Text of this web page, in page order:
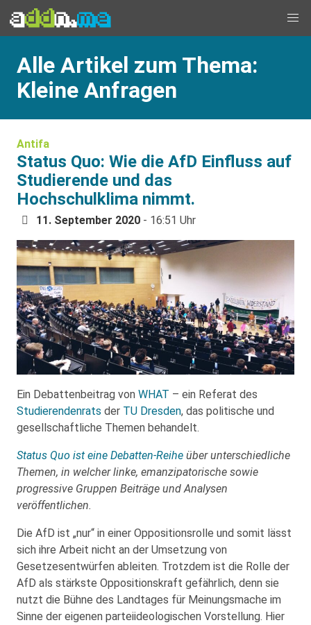
Alle Artikel zum Thema:
Kleine Anfragen
Antifa
Status Quo: Wie die AfD Einfluss auf
Studierende und das
Hochschulklima nimmt.
11. September 2020 - 16:51 Uhr
Ein Debattenbeitrag von WHAT – ein Referat des
Studierendenrats der TU Dresden, das politische und
gesellschaftliche Themen behandelt.
Status Quo ist eine Debatten-Reihe über unterschiedliche
Themen, in welcher linke, emanzipatorische sowie
progressive Gruppen Beiträge und Analysen
veröffentlichen.
Die AfD ist „nur“ in einer Oppositionsrolle und somit lässt
sich ihre Arbeit nicht an der Umsetzung von
Gesetzesentwürfen ableiten. Trotzdem ist die Rolle der
AfD als stärkste Oppositionskraft gefährlich, denn sie
nutzt die Bühne des Landtages für Meinungsmache im
Sinne der eigenen parteiideologischen Vorstellung. Hier